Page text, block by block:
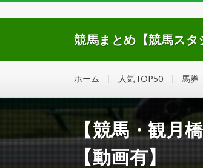
競馬まとめ【競馬スタ
ホーム 人気TOP50 馬券
【競馬・観月
【動画有】